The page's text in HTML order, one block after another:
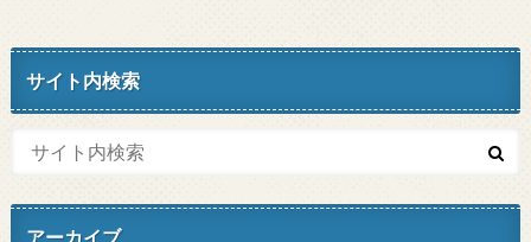
サイト内検索
アーカイブ